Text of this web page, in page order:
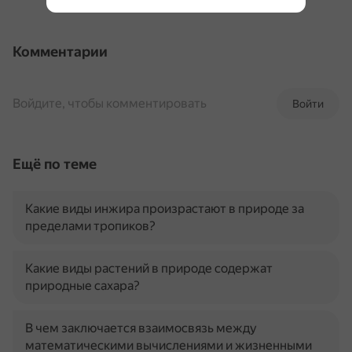
Комментарии
Войти
Войдите, чтобы комментировать
Ещё по теме
Какие виды инжира произрастают в природе за
пределами тропиков?
Какие виды растений в природе содержат
природные сахара?
В чем заключается взаимосвязь между
математическими вычислениями и жизненными